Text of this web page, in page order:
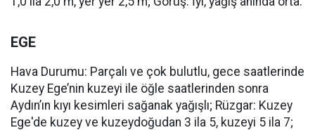
EGE
Hava Durumu: Parçalı ve çok bulutlu, gece saatlerinde
Kuzey Ege’nin kuzeyi ile öğle saatlerinden sonra
Aydın’ın kıyı kesimleri sağanak yağışlı; Rüzgar: Kuzey
Ege'de kuzey ve kuzeydoğudan 3 ila 5, kuzeyi 5 ila 7;